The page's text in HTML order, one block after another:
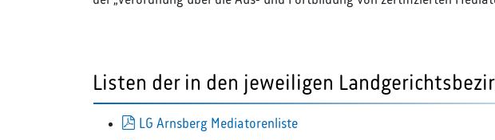
Listen der in den jeweiligen
pdf
LG Arnsberg Mediatorenliste